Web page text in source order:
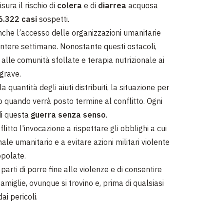
il rischio di colera e di diarrea acquosa
casi sospetti.
l’accesso delle organizzazioni umanitarie
settimane. Nonostante questi ostacoli,
alle comunità sfollate e terapia nutrizionale ai
quantità degli aiuti distribuiti, la situazione per
verrà posto termine al conflitto. Ogni
questa guerra senza senso.
l'invocazione a rispettare gli obblighi a cui
umanitario e a evitare azioni militari violente
di porre fine alle violenze e di consentire
ovunque si trovino e, prima di qualsiasi
pericoli.